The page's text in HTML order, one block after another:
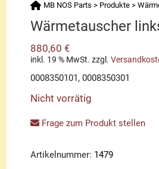
MB NOS Parts > Produkte >
Wärmetauscher
880,60€
inkl. 19 % MwSt. zzgl.
0008350101, 0008350301
Nicht vorrätig
Frage zum Produkt stellen
Artikelnummer: 1479